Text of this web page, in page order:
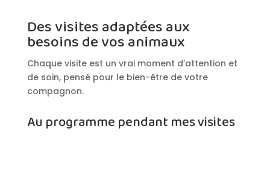
Des visites adaptées aux
besoins de vos animaux
Chaque visite est un vrai moment d’attention et
de soin, pensé pour le bien-être de votre
compagnon.
Au programme pendant mes visites